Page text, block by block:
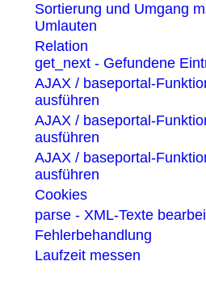
Sortierung und Umgang
Umlauten
Relation
get_next - Gefundene
AJAX / baseportal-
ausführen
AJAX / baseportal-
ausführen
AJAX / baseportal-
ausführen
Cookies
parse - XML-Texte
Fehlerbehandlung
Laufzeit messen